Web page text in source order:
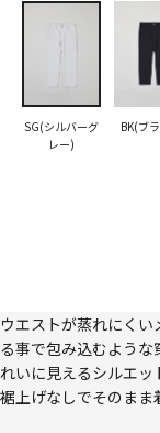
SG(シルバーグ
レー)
BK(ブ
ウエストが蒸れにく
る事で包み込むよう
れいに見えるシルエ
裾上げなしでそのまま